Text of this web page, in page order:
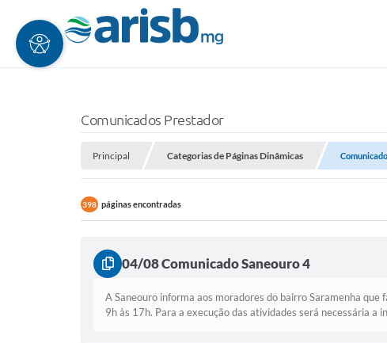
Comunicados Prestador
Principal Categorias de Páginas Dinâmicas
398 páginas encontradas
04/08 Comunicado Saneouro 4
A Saneouro informa aos moradores do bairro Saramenha
9h às 17h. Para a execução das atividades será necessária